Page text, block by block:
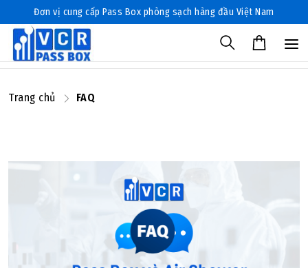
Đơn vị cung cấp Pass Box phòng sạch hàng đầu Việt Nam
Trang chủ FAQ